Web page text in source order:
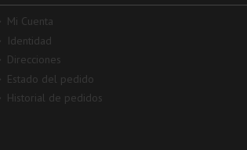
Mi Cuenta
Identidad
Direcciones
Estado del pedido
Historial de pedidos